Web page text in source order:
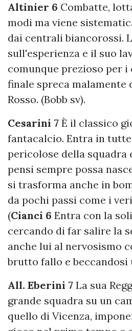
Altinier 6 Combatte,
modi ma viene
dai centrali biancorossi.
sull'esperienza e il suo
comunque prezioso per i
finale spreca
Rosso. (Bobb sv).
Cesarini 7 È il classico
fantacalcio. Entra in
pericolose della squadra
pensi sempre possa
si trasforma anche in
da pochi passi come i
(Cianci 6 Entra con la
cercando di far salire la
anche lui al nervosismo
brutto fallo e beccandosi
All. Eberini 7 La sua
grande squadra su un
quello di Vicenza,